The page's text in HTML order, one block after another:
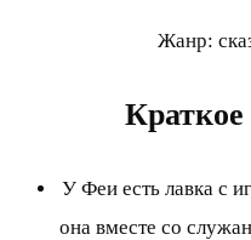
Жанр:
Краткое
У Феи есть лавка с
она вместе со